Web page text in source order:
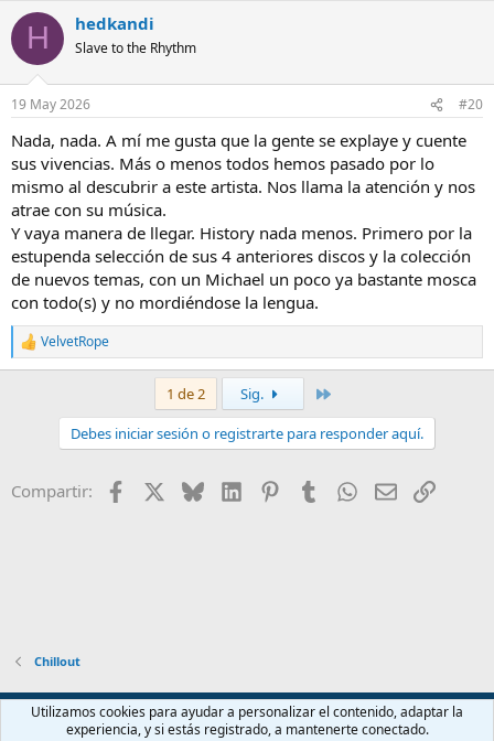
c
i
e
:
H hedkandi
Slave to the Rhythm
19 May 2026 #20
Nada, nada. A mí me gusta que la gente se explaye y cuente
sus vivencias. Más o menos todos hemos pasado por lo
mismo al descubrir a este artista. Nos llama la atención y nos
atrae con su música.
Y vaya manera de llegar. History nada menos. Primero por la
estupenda selección de sus 4 anteriores discos y la colección
de nuevos temas, con un Michael un poco ya bastante mosca
con todo(s) y no mordiéndose la lengua.
R
e
e
VelvetRope
1 de 2 Sig.
Debes iniciar sesión o registrarte para responder aquí.
Compartir: Facebook BlueskyLinkedInPinterestTumblr WhatsApp
EmailEnlace
Chillout
Español (ES)
Utilizamos cookies para ayudar a personalizar el contenido, adaptar la
experiencia, y si estás registrado, a mantenerte conectado.